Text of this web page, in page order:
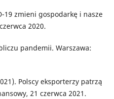
19 zmieni gospodarkę i nasze
2020.
pandemii. Warszawa:
Polscy eksporterzy patrzą
21 czerwca 2021.